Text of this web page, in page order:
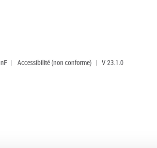
| Accessibilité (non conforme) | V 23.1.0